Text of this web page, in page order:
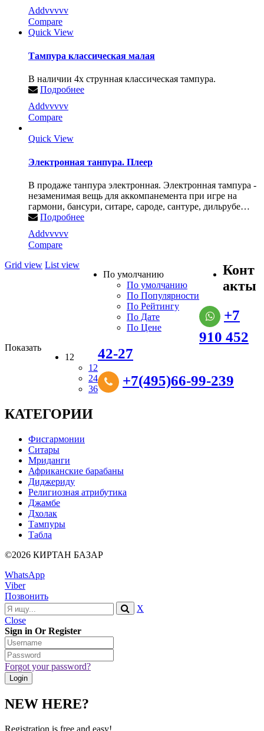
Addvvvvv
Compare
Quick View
Тампура классическая малая
В наличии 4х струнная классическая тампура.
Подробнее
Addvvvvv
Compare
Quick View
Электронная танпура. Плеер
В продаже танпура электронная. Электронная тампура -
незаменимая вещь для аккомпанемента при игре на
гармони, бансури, ситаре, сароде, сантуре, дильрубе…
Подробнее
Addvvvvv
Compare
Grid view List view
По умолчанию
По умолчанию
По Популярности
По Рейтингу
По Дате
По Цене
Показать
12
12
24
36
Конт
акты
+7
910 452
42-27
+7(495)66-99-239
КАТЕГОРИИ
Фисгармонии
Ситары
Мриданги
Африканские барабаны
Диджериду
Религиозная атрибутика
Джамбе
Дхолак
Тампуры
Табла
©2026 КИРТАН БАЗАР
WhatsApp
Viber
Позвонить
X
Close
Sign in Or Register
Forgot your password?
NEW HERE?
Registration is free and easy!